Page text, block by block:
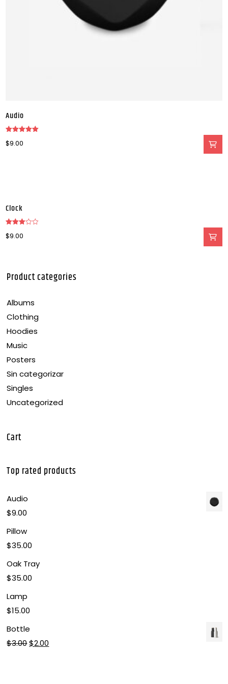
Audio
5.00de 5
$9.00
Clock
en3.00
$9.00
Product categories
Albums
Clothing
Hoodies
Music
Posters
Sin categorizar
Singles
Uncategorized
Cart
Top rated products
Audio
$9.00
Pillow
$35.00
Oak Tray
$35.00
Lamp
$15.00
Bottle
$3.00$2.00